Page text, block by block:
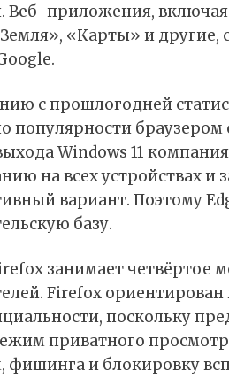
Веб-приложения,
«Карты» и другие,
с прошлогодней
популярности браузером
Windows 11
на всех устройствах и
вариант. Поэтому
базу.
занимает четвёртое
Firefox ориентирован
поскольку
приватного
фишинга и блокировку